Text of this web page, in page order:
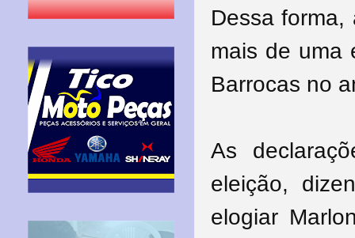
Dessa
mais de uma
Barrocas no
As
eleição,
elogiar